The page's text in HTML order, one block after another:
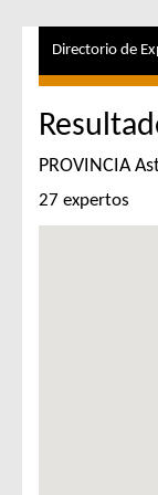
Directorio de
PROVINCIA
27 expertos